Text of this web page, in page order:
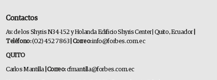
Contactos
Av. de los Shyris N34-152 y Holanda Edificio Shyris Center | Quito, Ecuador
Teléfono:(02) 452 7863 | Correo:info@forbes.com.ec
QUITO
Carlos Mantilla | Correo:cfmantilla@forbes.com.ec